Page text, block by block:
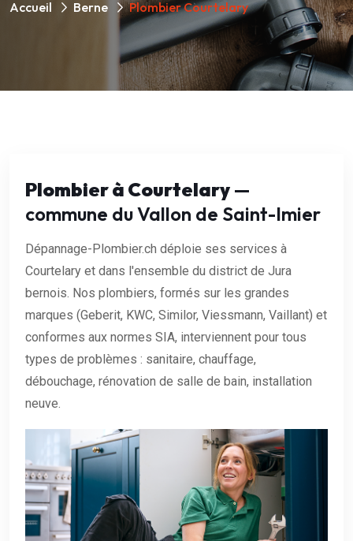
Accueil Berne Plombier Courtelary
Plombier à Courtelary —
commune du Vallon de Saint-Imier
Dépannage-Plombier.ch déploie ses services à
Courtelary et dans l'ensemble du district de Jura
bernois. Nos plombiers, formés sur les grandes
marques (Geberit, KWC, Similor, Viessmann, Vaillant) et
conformes aux normes SIA, interviennent pour tous
types de problèmes : sanitaire, chauffage,
débouchage, rénovation de salle de bain, installation
neuve.